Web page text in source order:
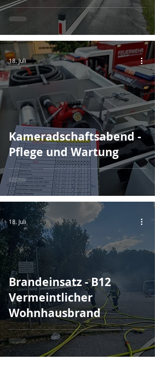
Kameradschaftsabend -
Pflege und Wartung
18. Juli
Brandeinsatz - B12
Vermeintlicher
Wohnhausbrand
18. Juli